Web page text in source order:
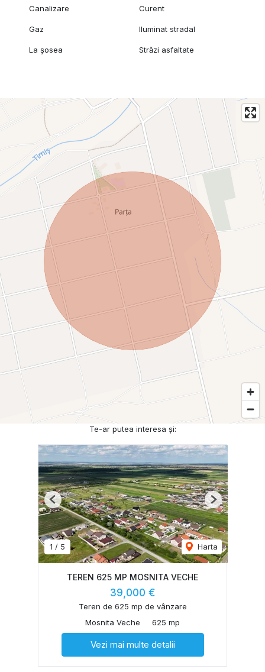
Canalizare Curent
Gaz Iluminat stradal
La șosea Străzi asfaltate
Te-ar putea interesa și:
1 / 5 Harta
Previous Next
TEREN 625 MP MOSNITA VECHE
39,000 €
Teren de 625 mp de vânzare
Mosnita Veche
625 mp
Vezi mai multe detalii